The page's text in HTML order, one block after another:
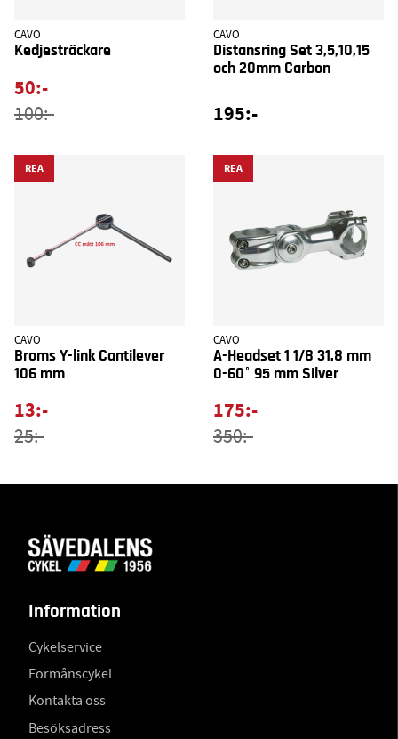
CAVO
Kedjesträckare
50:-
100:-
CAVO
Distansring Set 3,5,10,15
och 20mm Carbon
195:-
REA
CAVO
Broms Y-link Cantilever
106 mm
13:-
25:-
REA
CAVO
A-Headset 1 1/8 31.8 mm
0-60° 95 mm Silver
175:-
350:-
Information
Cykelservice
Förmånscykel
Kontakta oss
Besöksadress